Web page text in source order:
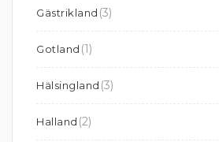
Gästrikland (3)
Gotland (1)
Hälsingland (3)
Halland (2)